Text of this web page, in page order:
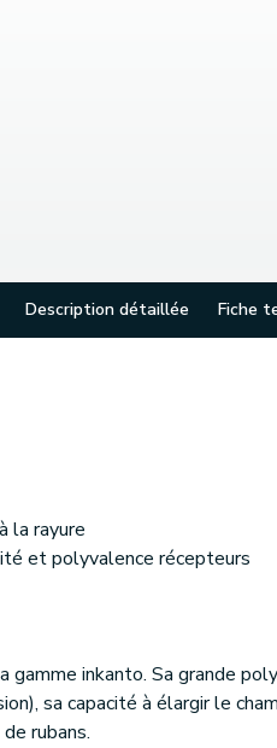
Description détaillée Fiche
la rayure
et polyvalence récepteurs
inkanto. Sa grande
sa capacité à élargir le
rubans.